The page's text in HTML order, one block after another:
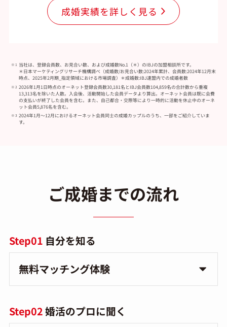
成婚実績を詳しく見る
当社は、登録会員数、お見合い数、および成婚数No.1（＊）のIBJの加盟相談所です。
＊日本マーケティングリサーチ機構調べ（成婚数/お見合い数:2024年累計、会員数:2024年12月末
時点、2025年2月期_指定領域における市場調査）＊成婚数:IBJ連盟内での成婚者数
2026年1月1日時点のオーネット登録会員数30,181名とIBJ会員数104,859名の合計数から重複
13,313名を除いた人数。入会後、活動開始した会員データより算出。オーネット会員は既に会費
の支払いが終了した会員を含む。また、自己都合・交際等により一時的に活動を休止中のオーネ
ット会員5,876名を含む。
2024年1月～12月におけるオーネット会員同士の成婚カップルのうち、一部をご紹介していま
す。
ご成婚までの流れ
Step01 自分を知る
無料マッチング体験
Step02婚活のプロに聞く